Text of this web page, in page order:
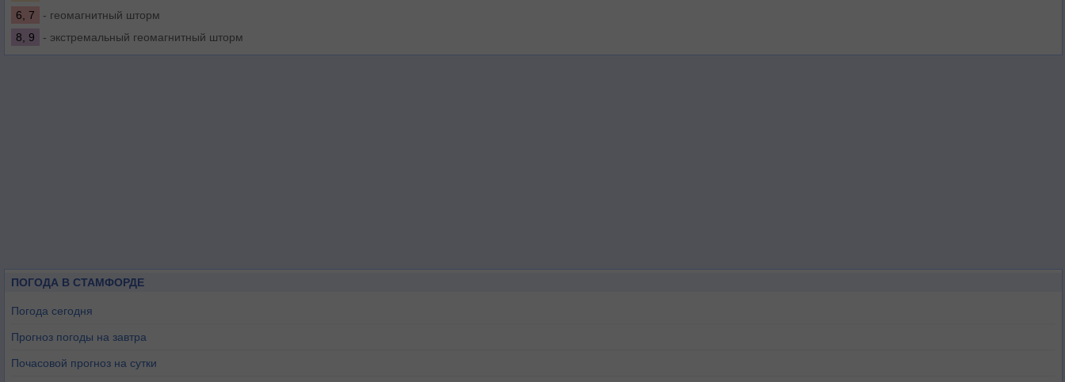
6, 7
- геомагнитный шторм
8, 9
- экстремальный геомагнитный шторм
ПОГОДА В СТАМФОРДЕ
Погода сегодня
Прогноз погоды на завтра
Почасовой прогноз на сутки